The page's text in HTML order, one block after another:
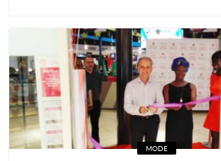
MODE